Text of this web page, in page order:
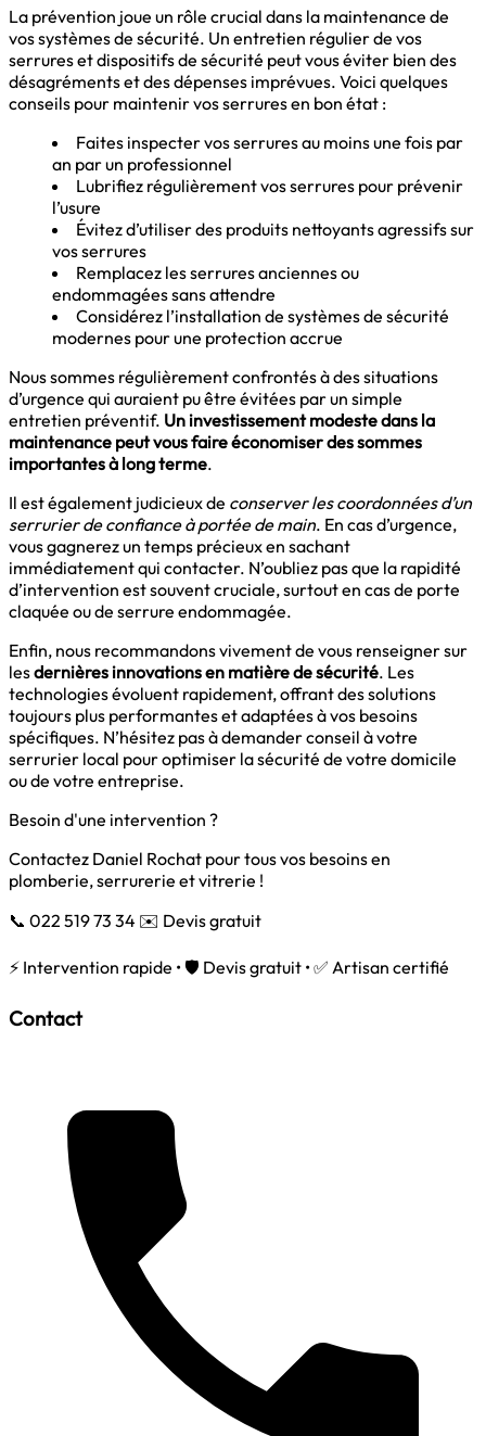
La prévention joue un rôle crucial dans la maintenance de
vos systèmes de sécurité. Un entretien régulier de vos
serrures et dispositifs de sécurité peut vous éviter bien des
désagréments et des dépenses imprévues. Voici quelques
conseils pour maintenir vos serrures en bon état :
Faites inspecter vos serrures au moins une fois par
an par un professionnel
Lubrifiez régulièrement vos serrures pour prévenir
l’usure
Évitez d’utiliser des produits nettoyants agressifs sur
vos serrures
Remplacez les serrures anciennes ou
endommagées sans attendre
Considérez l’installation de systèmes de sécurité
modernes pour une protection accrue
Nous sommes régulièrement confrontés à des situations
d’urgence qui auraient pu être évitées par un simple
entretien préventif. Un investissement modeste dans la
maintenance peut vous faire économiser des sommes
importantes à long terme.
Il est également judicieux de conserver les coordonnées d’un
serrurier de confiance à portée de main. En cas d’urgence,
vous gagnerez un temps précieux en sachant
immédiatement qui contacter. N’oubliez pas que la rapidité
d’intervention est souvent cruciale, surtout en cas de porte
claquée ou de serrure endommagée.
Enfin, nous recommandons vivement de vous renseigner sur
lesdernières innovations en matière de sécurité. Les
technologies évoluent rapidement, offrant des solutions
toujours plus performantes et adaptées à vos besoins
spécifiques. N’hésitez pas à demander conseil à votre
serrurier local pour optimiser la sécurité de votre domicile
ou de votre entreprise.
Besoin d'une intervention ?
Contactez Daniel Rochat pour tous vos besoins en
plomberie, serrurerie et vitrerie !
📞 022 519 73 34 ✉️ Devis gratuit
⚡ Intervention rapide • 🛡️ Devis gratuit • ✅ Artisan certifié
Contact